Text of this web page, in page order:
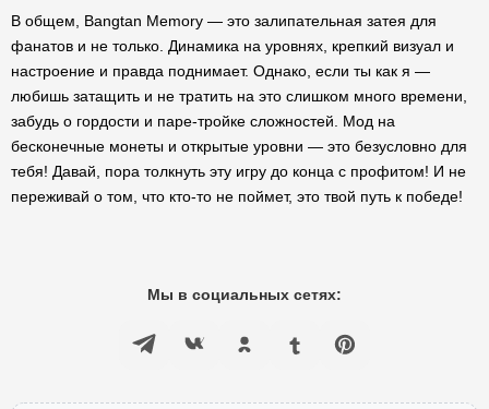
В общем, Bangtan Memory — это залипательная затея для
фанатов и не только. Динамика на уровнях, крепкий визуал и
настроение и правда поднимает. Однако, если ты как я —
любишь затащить и не тратить на это слишком много времени,
забудь о гордости и паре-тройке сложностей. Мод на
бесконечные монеты и открытые уровни — это безусловно для
тебя! Давай, пора толкнуть эту игру до конца с профитом! И не
переживай о том, что кто-то не поймет, это твой путь к победе!
Мы в социальных сетях: